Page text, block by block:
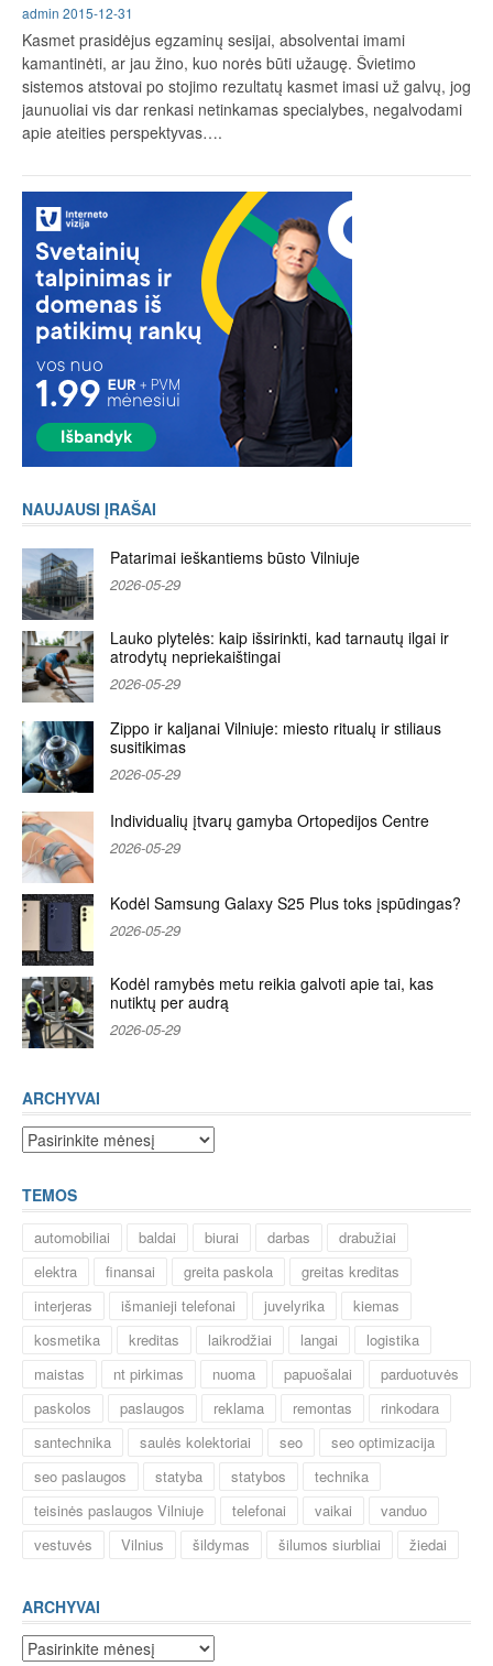
admin 2015-12-31
Kasmet prasidėjus egzaminų sesijai, absolventai imami
kamantinėti, ar jau žino, kuo norės būti užaugę. Švietimo
sistemos atstovai po stojimo rezultatų kasmet imasi už galvų, jog
jaunuoliai vis dar renkasi netinkamas specialybes, negalvodami
apie ateities perspektyvas….
NAUJAUSI ĮRAŠAI
Patarimai ieškantiems būsto Vilniuje
2026-05-29
Lauko plytelės: kaip išsirinkti, kad tarnautų ilgai ir
atrodytų nepriekaištingai
2026-05-29
Zippo ir kaljanai Vilniuje: miesto ritualų ir stiliaus
susitikimas
2026-05-29
Individualių įtvarų gamyba Ortopedijos Centre
2026-05-29
Kodėl Samsung Galaxy S25 Plus toks įspūdingas?
2026-05-29
Kodėl ramybės metu reikia galvoti apie tai, kas
nutiktų per audrą
2026-05-29
ARCHYVAI
Archyvai
TEMOS
automobiliai baldai biurai darbas
drabužiai
elektra
finansai greita paskola
greitas kreditas
interjeras
išmanieji telefonai juvelyrika
kiemas
kosmetika
kreditas laikrodžiai langai
logistika
maistas
nt pirkimas nuoma papuošalai
parduotuvės
paskolos
paslaugos reklama remontas
rinkodara
santechnika
saulės kolektoriai seo
seo optimizacija
seo paslaugos
statyba statybos
technika
teisinės paslaugos Vilniuje
telefonai vaikai
vanduo
vestuvės
Vilnius šildymas šilumos siurbliai žiedai
ARCHYVAI
Archyvai